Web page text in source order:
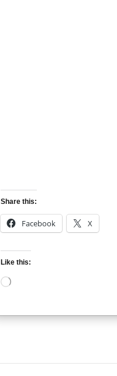
Share this:
Facebook X
Like this:
Loading…